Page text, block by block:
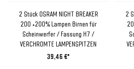
2 Stück OSRAM NIGHT BREAKER
200 +200% Lampen Birnen für
Scheinwerfer / Fassung H7 /
VERCHROMTE LAMPENSPITZEN
39,46 €*
2